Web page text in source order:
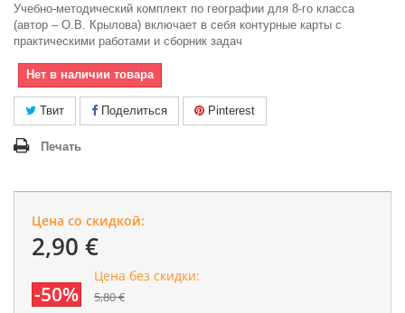
Учебно-методический комплект по географии для 8-го класса
(автор – О.В. Крылова) включает в себя контурные карты с
практическими работами и сборник задач
Нет в наличии товара
Твит Поделиться Pinterest
Печать
Цена со скидкой:
2,90 €
-50%
Цена без скидки:
5,80 €